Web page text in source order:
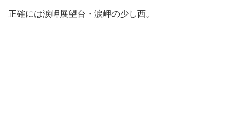
正確には涙岬展望台・涙岬の少し西。